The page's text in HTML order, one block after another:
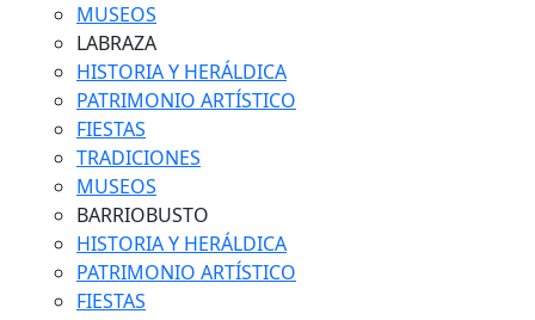
MUSEOS
LABRAZA
HISTORIA Y HERÁLDICA
PATRIMONIO ARTÍSTICO
FIESTAS
TRADICIONES
MUSEOS
BARRIOBUSTO
HISTORIA Y HERÁLDICA
PATRIMONIO ARTÍSTICO
FIESTAS